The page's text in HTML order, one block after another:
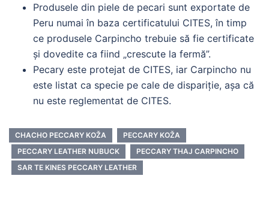
Produsele din piele de pecari sunt exportate de
Peru numai în baza certificatului CITES, în timp
ce produsele Carpincho trebuie să fie certificate
și dovedite ca fiind „crescute la fermă”.
Pecary este protejat de CITES, iar Carpincho nu
este listat ca specie pe cale de dispariție, așa că
nu este reglementat de CITES.
CHACHO PECCARY KOŽA
PECCARY KOŽA
PECCARY LEATHER NUBUCK
PECCARY THAJ CARPINCHO
SAR TE KINES PECCARY LEATHER